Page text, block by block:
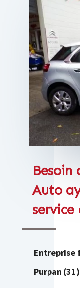
Besoin
Auto
service
Entreprise
Purpan (31)